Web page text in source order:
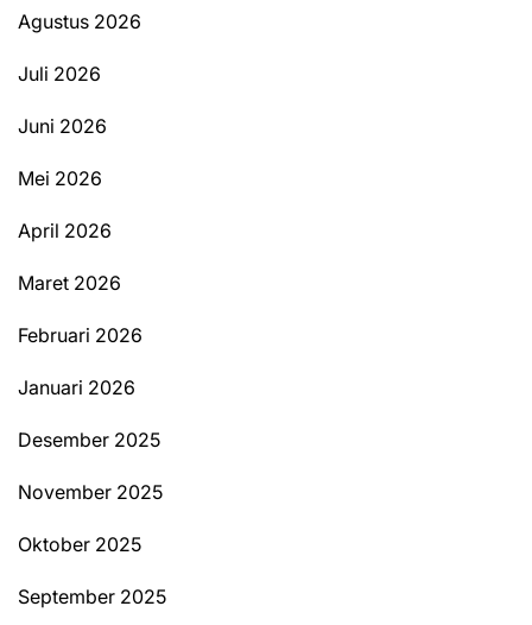
Agustus 2026
Juli 2026
Juni 2026
Mei 2026
April 2026
Maret 2026
Februari 2026
Januari 2026
Desember 2025
November 2025
Oktober 2025
September 2025